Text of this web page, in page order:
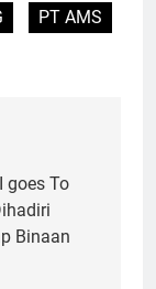
PT AMS
goes To
Binaan